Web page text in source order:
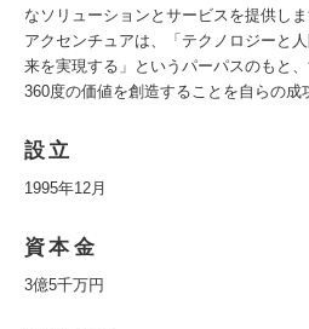
なソリューションとサービスを提供しま
アクセンチュアは、「テクノロジーと
来を実現する」というパーパスのもと
360度の価値を創造することを自らの成
設立
1995年12月
資本金
3億5千万円